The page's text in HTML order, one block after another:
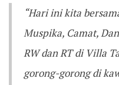
“Hari ini kita
Muspika, Camat,
RW dan RT di Villa
gorong-gorong di